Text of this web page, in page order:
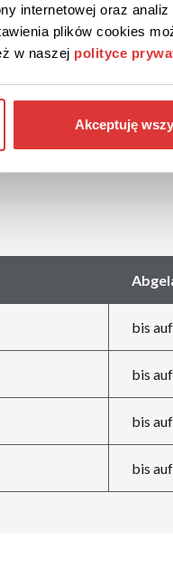
internetowej oraz
plików cookies
w naszej polityce
Akceptuję
Markt
bis
bis
bis
bis